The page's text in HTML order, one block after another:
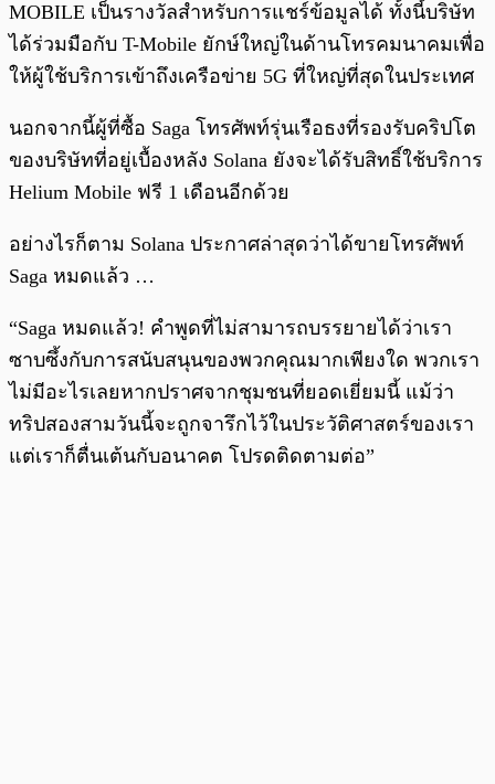
MOBILE เป็นรางวัลสำหรับการแชร์ข้อมูลได้ ทั้งนี้บริษัท
ได้ร่วมมือกับ T-Mobile ยักษ์ใหญ่ในด้านโทรคมนาคมเพื่อ
ให้ผู้ใช้บริการเข้าถึงเครือข่าย 5G ที่ใหญ่ที่สุดในประเทศ
นอกจากนี้ผู้ที่ซื้อ Saga โทรศัพท์รุ่นเรือธงที่รองรับคริปโต
ของบริษัทที่อยู่เบื้องหลัง Solana ยังจะได้รับสิทธิ์ใช้บริการ
Helium Mobile ฟรี 1 เดือนอีกด้วย
อย่างไรก็ตาม Solana ประกาศล่าสุดว่าได้ขายโทรศัพท์
Saga หมดแล้ว …
“Saga หมดแล้ว! คำพูดที่ไม่สามารถบรรยายได้ว่าเรา
ซาบซึ้งกับการสนับสนุนของพวกคุณมากเพียงใด พวกเรา
ไม่มีอะไรเลยหากปราศจากชุมชนที่ยอดเยี่ยมนี้ แม้ว่า
ทริปสองสามวันนี้จะถูกจารึกไว้ในประวัติศาสตร์ของเรา
แต่เราก็ตื่นเต้นกับอนาคต โปรดติดตามต่อ”